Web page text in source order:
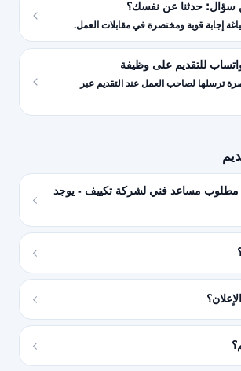
حدثنا عن نفسك؟
إجابة قوية ومختصرة في مقابلات العمل.
للتقديم على وظيفة
ترسلها لصاحب العمل عند التقديم عبر
مساعد فني لشركة تكييف - يوجد